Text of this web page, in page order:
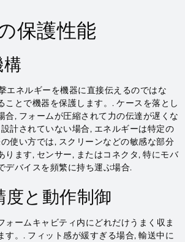
保護性能
エネルギーを機器に直接伝えるのではな
ことで機器を保護します。. ケースを落とし
合, フォームが圧縮されて力の伝達が遅くな
計されていない場合, エネルギーは特定の
使い方では, スクリーンなどの敏感な部分
ります, センサー, またはコネクタ, 特にモバ
デバイスを頻繁に持ち運ぶ場合.
度と動作制御
ォームキャビティ内にどれだけうまく収ま
す。. フィット感が緩すぎる場合, 輸送中に